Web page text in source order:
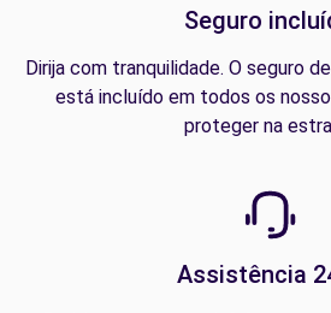
Seguro
Dirija com tranquilidade. O seguro
está incluído em todos os
proteger na
Assistência